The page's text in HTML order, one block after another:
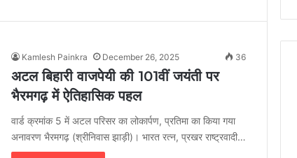
Kamlesh Painkra December 26, 2025 36
अटल बिहारी वाजपेयी की 101वीं जयंती पर
भैरमगढ़ में ऐतिहासिक पहल
वार्ड क्रमांक 5 में अटल परिसर का लोकार्पण, प्रतिमा का किया गया
अनावरण भैरमगढ़ (श्रीनिवास झाड़ी)। भारत रत्न, प्रखर राष्ट्रवादी…